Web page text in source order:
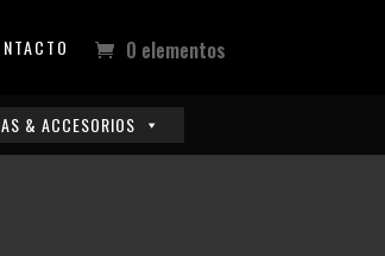
0 elementos
& ACCESORIOS